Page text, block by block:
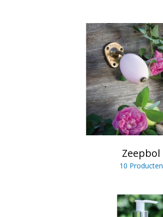
Zeepbol
10 Producten